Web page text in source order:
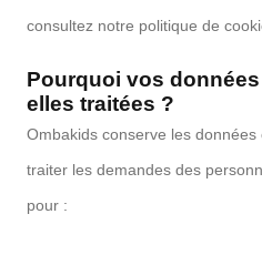
consultez notre politique de
Pourquoi vos
elles traitées ?
Ombakids conserve les
traiter les demandes des
pour :